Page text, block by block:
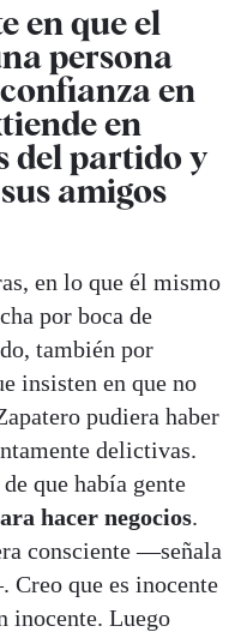
en que el
persona
en
en
del partido y
amigos
en lo que él mismo
por boca de
también por
insisten en que no
pudiera haber
delictivas.
que había gente
hacer negocios.
consciente —señala
Creo que es inocente
inocente. Luego